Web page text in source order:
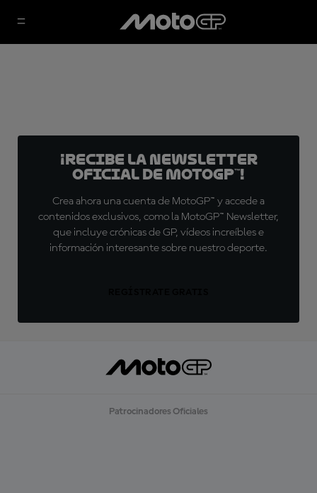
¡Recibe la Newsletter
oficial de MotoGP™!
Crea ahora una cuenta de MotoGP™ y accede a
contenidos exclusivos, como la MotoGP™ Newsletter,
que incluye crónicas de GP, vídeos increíbles e
información interesante sobre nuestro deporte.
Patrocinadores Oficiales